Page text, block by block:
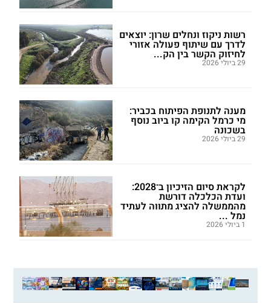
רשות ניקוז ונחלים שרון: יוצאים
לדרך עם שיתוף פעולה אזורי
לחיזוק הקשר בין הק...
29 ביולי 2026
מענה לתנופת הפיתוח בכביר:
מי כרמל הקימה קו ביוב נוסף
בשכונה
29 ביולי 2026
לקראת סיום הזיכיון ב־2028:
ועדת הכלכלה דורשת
מהממשלה להציג מתווה לעתיד
נמל ...
1 ביולי 2026